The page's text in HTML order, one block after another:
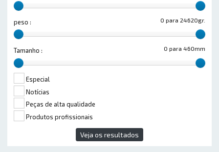
0 para 24620gr.
peso :
0 para 460mm
Tamanho :
Especial
Notícias
Peças de alta qualidade
Produtos profissionais
Veja os resultados